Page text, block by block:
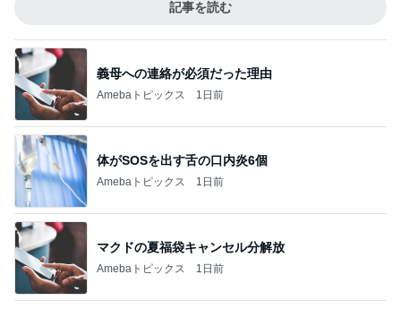
Amebaトピックス 1日前
体がSOSを出す舌の口内炎6個
Amebaトピックス 1日前
マクドの夏福袋キャンセル分解放
Amebaトピックス 1日前
はっきりと告げた慰謝料の請求
Amebaトピックス 1日前